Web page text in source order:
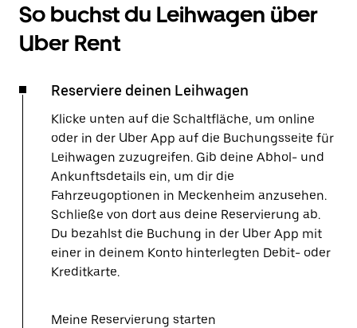
So buchst du Leihwagen über
Uber Rent
Reserviere deinen Leihwagen
Klicke unten auf die Schaltfläche, um online
oder in der Uber App auf die Buchungsseite für
Leihwagen zuzugreifen. Gib deine Abhol- und
Ankunftsdetails ein, um dir die
Fahrzeugoptionen in Meckenheim anzusehen.
Schließe von dort aus deine Reservierung ab.
Du bezahlst die Buchung in der Uber App mit
einer in deinem Konto hinterlegten Debit- oder
Kreditkarte.
Meine Reservierung starten